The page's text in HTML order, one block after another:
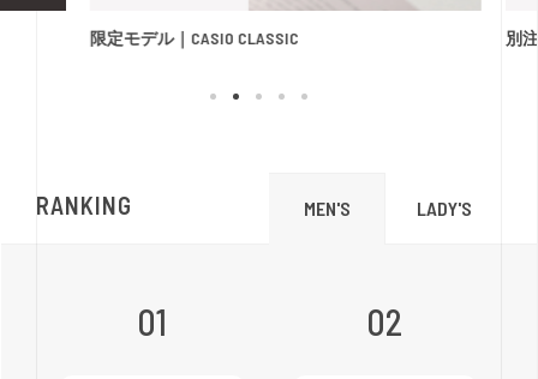
限定モデル｜CASIO CLASSIC 別
RANKING MEN'S LADY'S
01 02